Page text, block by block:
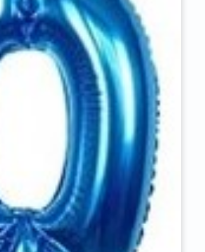
14.90₪